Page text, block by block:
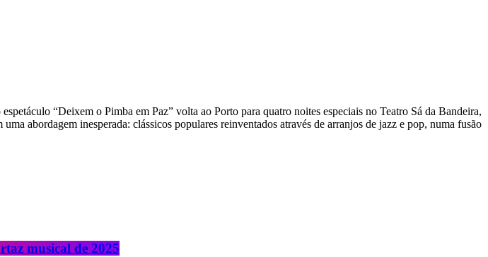
“Deixem o Pimba em Paz” volta ao Porto para quatro noites especiais no Teatro Sá da Bandeira,
abordagem inesperada: clássicos populares reinventados através de arranjos de jazz e pop, numa fusão
musical de 2025